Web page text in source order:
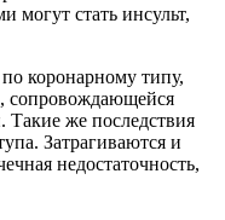
могут стать инсульт,
коронарному типу,
сопровождающейся
Такие же последствия
Затрагиваются и
недостаточность,